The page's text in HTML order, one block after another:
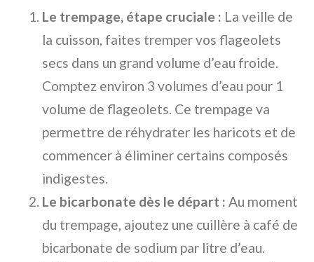
Le trempage, étape cruciale : La veille de
la cuisson, faites tremper vos flageolets
secs dans un grand volume d’eau froide.
Comptez environ 3 volumes d’eau pour 1
volume de flageolets. Ce trempage va
permettre de réhydrater les haricots et de
commencer à éliminer certains composés
indigestes.
Le bicarbonate dès le départ : Au moment
du trempage, ajoutez une cuillère à café de
bicarbonate de sodium par litre d’eau.